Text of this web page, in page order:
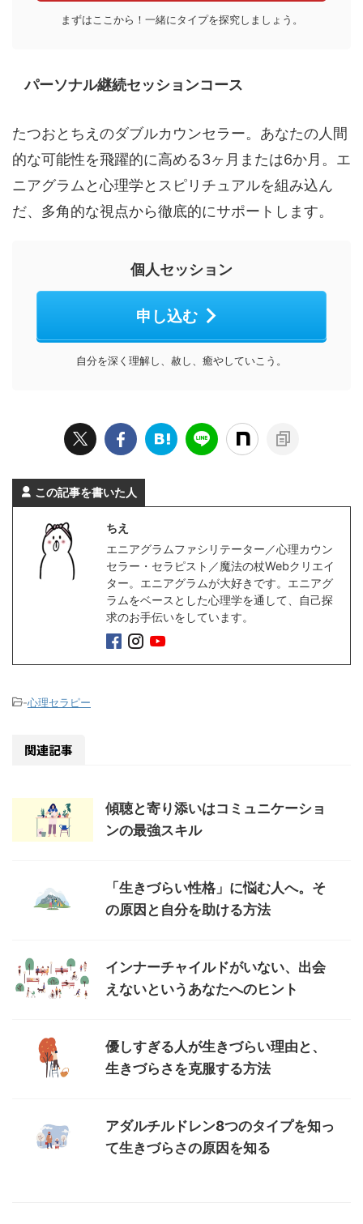
まずはここから！一緒にタイプを探究しましょう。
パーソナル継続セッションコース
たつおとちえのダブルカウンセラー。あなたの人間
的な可能性を飛躍的に高める3ヶ月または6か月。エ
ニアグラムと心理学とスピリチュアルを組み込ん
だ、多角的な視点から徹底的にサポートします。
個人セッション
申し込む
自分を深く理解し、赦し、癒やしていこう。
この記事を書いた人
ちえ
エニアグラムファシリテーター／心理カウン
セラー・セラピスト／魔法の杖Webクリエイ
ター。エニアグラムが大好きです。エニアグ
ラムをベースとした心理学を通して、自己探
求のお手伝いをしています。
-心理セラピー
関連記事
傾聴と寄り添いはコミュニケーショ
ンの最強スキル
「生きづらい性格」に悩む人へ。そ
の原因と自分を助ける方法
インナーチャイルドがいない、出会
えないというあなたへのヒント
優しすぎる人が生きづらい理由と、
生きづらさを克服する方法
アダルチルドレン8つのタイプを知っ
て生きづらさの原因を知る